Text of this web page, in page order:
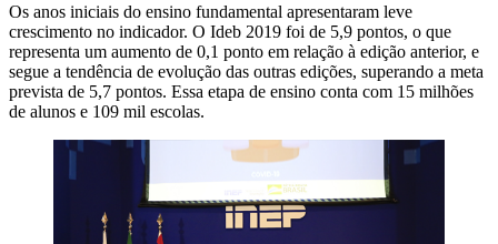
Os anos iniciais do ensino fundamental apresentaram leve
crescimento no indicador. O Ideb 2019 foi de 5,9 pontos, o que
representa um aumento de 0,1 ponto em relação à edição anterior, e
segue a tendência de evolução das outras edições, superando a meta
prevista de 5,7 pontos. Essa etapa de ensino conta com 15 milhões
de alunos e 109 mil escolas.